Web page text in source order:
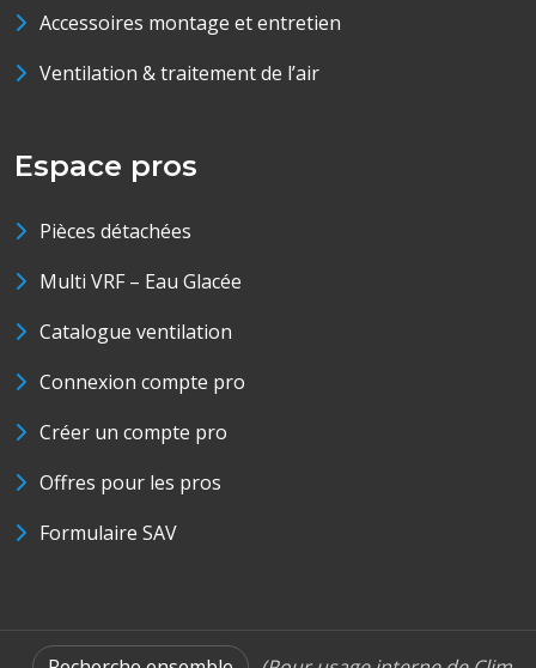
Accessoires montage et entretien
Ventilation & traitement de l’air
Espace pros
Pièces détachées
Multi VRF – Eau Glacée
Catalogue ventilation
Connexion compte pro
Créer un compte pro
Offres pour les pros
Formulaire SAV